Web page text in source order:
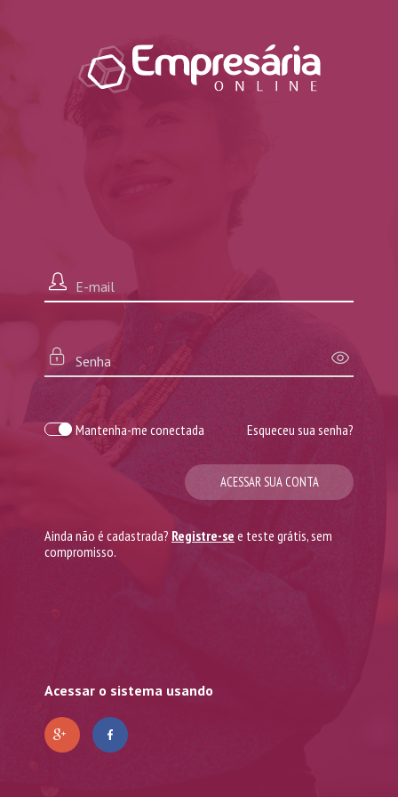
Mantenha-me conectada Esqueceu sua senha?
ACESSAR SUA CONTA
Ainda não é cadastrada? Registre-se e teste grátis, sem
compromisso.
Acessar o sistema usando